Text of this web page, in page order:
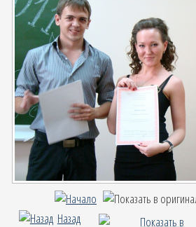
Назад